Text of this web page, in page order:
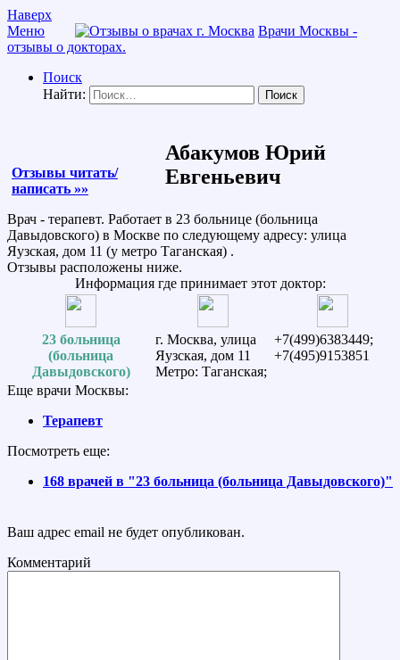
Наверх
Меню
Врачи Москвы -
отзывы о докторах.
Поиск
Найти:
Отзывы читать/
написать »»
Абакумов Юрий
Евгеньевич
Врач - терапевт. Работает в 23 больнице (больница
Давыдовского) в Москве по следующему адресу: улица
Яузская, дом 11 (у метро Таганская) .
Отзывы расположены ниже.
Информация где принимает этот доктор:
23 больница
(больница
Давыдовского)
г. Москва, улица
Яузская, дом 11
Метро: Таганская;
+7(499)6383449;
+7(495)9153851
Еще врачи Москвы:
Терапевт
Посмотреть еще:
168 врачей в "23 больница (больница Давыдовского)"
Ваш адрес email не будет опубликован.
Комментарий